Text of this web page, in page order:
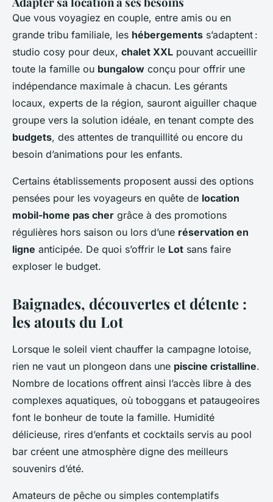
Que vous voyagiez en couple, entre amis ou en
grande tribu familiale, les hébergements s’adaptent :
studio cosy pour deux, chalet XXL pouvant accueillir
toute la famille ou bungalow conçu pour offrir une
indépendance maximale à chacun. Les gérants
locaux, experts de la région, sauront aiguiller chaque
groupe vers la solution idéale, en tenant compte des
budgets, des attentes de tranquillité ou encore du
besoin d’animations pour les enfants.
Certains établissements proposent aussi des options
pensées pour les voyageurs en quête de location
mobil-home pas cher grâce à des promotions
régulières hors saison ou lors d’une réservation en
ligne anticipée. De quoi s’offrir le Lot sans faire
exploser le budget.
Baignades, découvertes et détente :
les atouts du Lot
Lorsque le soleil vient chauffer la campagne lotoise,
rien ne vaut un plongeon dans une piscine cristalline.
Nombre de locations offrent ainsi l’accès libre à des
complexes aquatiques, où toboggans et pataugeoires
font le bonheur de toute la famille. Humidité
délicieuse, rires d’enfants et cocktails servis au pool
bar créent une atmosphère digne des meilleurs
souvenirs d’été.
Amateurs de pêche ou simples contemplatifs